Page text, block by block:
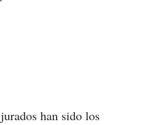
han sido los